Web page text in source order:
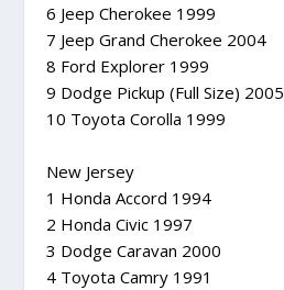
6 Jeep Cherokee 1999
7 Jeep Grand Cherokee 2004
8 Ford Explorer 1999
9 Dodge Pickup (Full Size) 2005
10 Toyota Corolla 1999
New Jersey
1 Honda Accord 1994
2 Honda Civic 1997
3 Dodge Caravan 2000
4 Toyota Camry 1991